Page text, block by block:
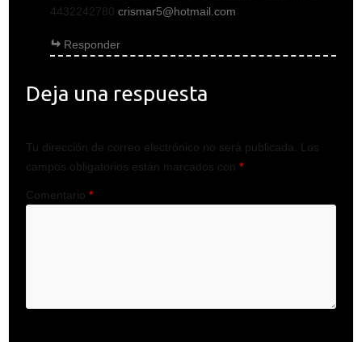
4432242780 crismar5@hotmail.com
Responder
Deja una respuesta
Tu dirección de correo electrónico no será publicada.
Los
campos obligatorios están marcados con *
Comentario *